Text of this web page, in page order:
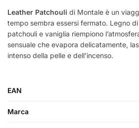
Leather Patchouli di Montale è un
tempo sembra essersi fermato. Legno
patchouli e vaniglia riempiono
sensuale che evapora delicatamente,
intenso della pelle e dell’incenso.
EAN
Marca